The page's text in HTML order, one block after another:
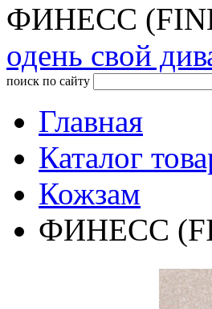
ФИНЕСС
одень свой
поиск по сайту
Главная
Каталог
Кожзам
ФИНЕСС